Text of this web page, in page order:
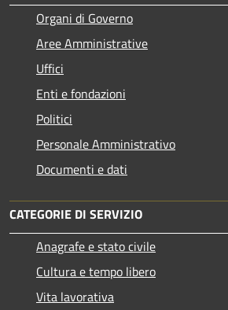
Organi di Governo
Aree Amministrative
Uffici
Enti e fondazioni
Politici
Personale Amministrativo
Documenti e dati
CATEGORIE DI SERVIZIO
Anagrafe e stato civile
Cultura e tempo libero
Vita lavorativa